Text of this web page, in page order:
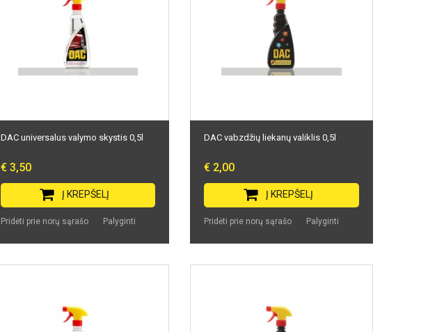
DAC universalus valymo skystis 0,5l
€ 3,50
Į KREPŠELĮ
Pridėti prie norų sąrašo Palyginti
DAC vabzdžių liekanų valiklis 0,5l
€ 2,00
Į KREPŠELĮ
Pridėti prie norų sąrašo Palyginti